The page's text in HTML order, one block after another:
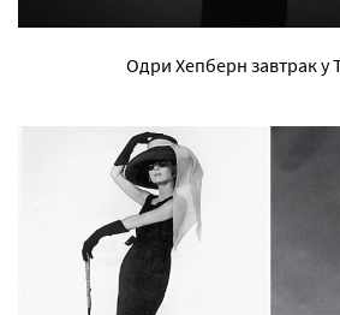
Одри Хепберн завтрак